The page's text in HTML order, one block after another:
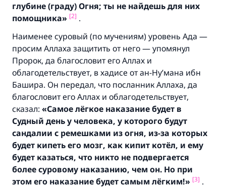
глубине (граду) Огня; ты не найдешь для них
помощника» [2] .
Наименее суровый (по мучениям) уровень Ада —
просим Аллаха защитить от него — упомянул
Пророк, да благословит его Аллах и
облагодетельствует, в хадисе от ан-Ну’мана ибн
Башира. Он передал, что посланник Аллаха, да
благословит его Аллах и облагодетельствует,
сказал: «Самое лёгкое наказание будет в
Судный день у человека, у которого будут
сандалии с ремешками из огня, из-за которых
будет кипеть его мозг, как кипит котёл, и ему
будет казаться, что никто не подвергается
более суровому наказанию, чем он. Но при
этом его наказание будет самым лёгким!» [3] .